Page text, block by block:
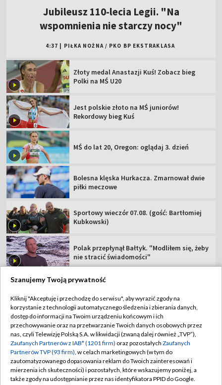
Jubileusz 110-lecia Legii. "Na
wspomnienia nie starczy nocy"
4:37 PIŁKA NOŻNA / PKO BP EKSTRAKLASA
Złoty medal Anastazji Kuś! Zobacz bieg
Polki na MŚ U20
Jest polskie złoto na MŚ juniorów!
Rekordowy bieg Kuś
MŚ do lat 20, Oregon: oglądaj 3. dzień
Bolesna klęska Hurkacza. Zmarnował dwie
piłki meczowe
Sportowy wieczór 07.08. (gość: Bartłomiej
Kubkowski)
Polak przepłynął Bałtyk. "Modliłem się, żeby
nie stracić świadomości"
TVP
Abonament TVP
Sklep TVP
Biuro Reklamy
Oferta Handlowa
Regulamin TVP
Polityka prywatności
Moje zgody
Biuro reklamy
Szanujemy Twoją prywatność
Kliknij "Akceptuję i przechodzę do serwisu", aby wyrazić zgody na
korzystanie z technologii automatycznego śledzenia i zbierania danych,
dostęp do informacji na Twoim urządzeniu końcowym i ich
przechowywanie oraz na przetwarzanie Twoich danych osobowych przez
nas, czyli Telewizję Polską S.A. w likwidacji (zwaną dalej również „TVP”),
Zaufanych Partnerów z IAB* (1201 firm) oraz pozostałych Zaufanych
Partnerów TVP (93 firm), w celach marketingowych (w tym do
zautomatyzowanego dopasowania reklam do Twoich zainteresowań i
mierzenia ich skuteczności) i pozostałych, które wskazujemy poniżej, a
także zgody na udostępnianie przez nas identyfikatora PPID do Google.